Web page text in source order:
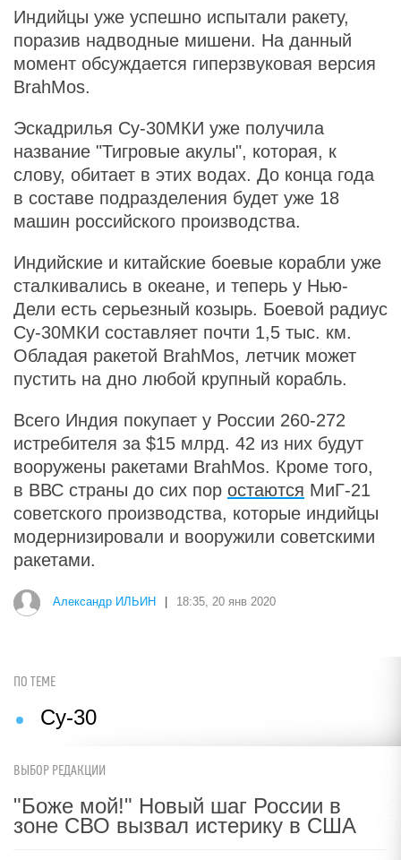
Индийцы уже успешно испытали ракету,
поразив надводные мишени. На данный
момент обсуждается гиперзвуковая версия
BrahMos.
Эскадрилья Су-30МКИ уже получила
название "Тигровые акулы", которая, к
слову, обитает в этих водах. До конца года
в составе подразделения будет уже 18
машин российского производства.
Индийские и китайские боевые корабли уже
сталкивались в океане, и теперь у Нью-
Дели есть серьезный козырь. Боевой радиус
Су-30МКИ составляет почти 1,5 тыс. км.
Обладая ракетой BrahMos, летчик может
пустить на дно любой крупный корабль.
Всего Индия покупает у России 260-272
истребителя за $15 млрд. 42 из них будут
вооружены ракетами BrahMos. Кроме того,
в ВВС страны до сих пор остаются МиГ-21
советского производства, которые индийцы
модернизировали и вооружили советскими
ракетами.
Александр ИЛЬИН 18:35, 20 янв 2020
ПО ТЕМЕ
Су-30
ВЫБОР РЕДАКЦИИ
"Боже мой!" Новый шаг России в
зоне СВО вызвал истерику в США